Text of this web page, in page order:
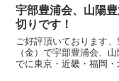
宇部豊浦会、山陽
切りです！
ご好評頂いております
（金）で宇部豊浦会、
でに東京・近畿・福岡